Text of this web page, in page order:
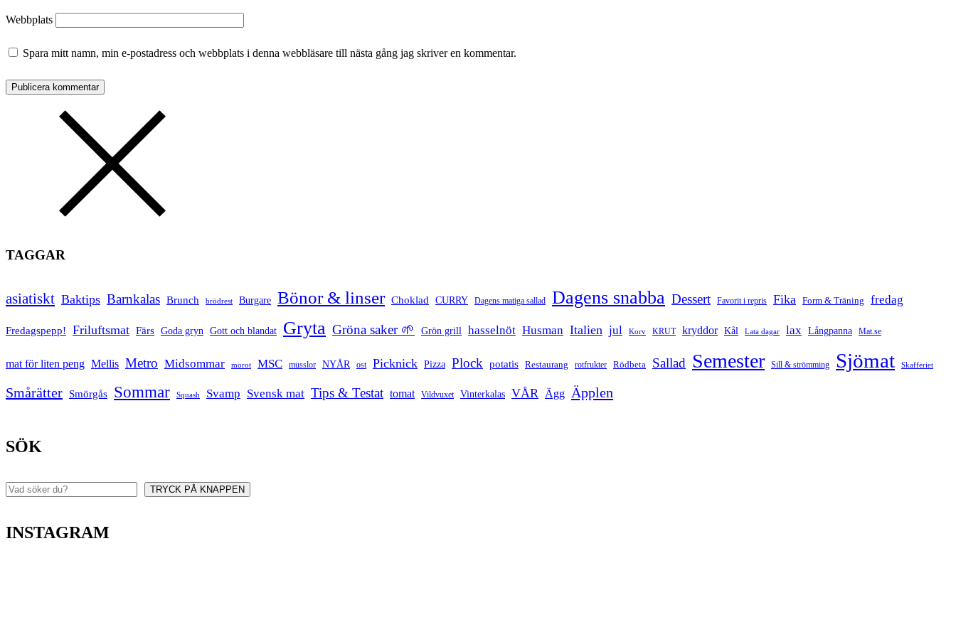
Webbplats
Spara mitt namn, min e-postadress och webbplats i denna webbläsare till nästa gång jag skriver en kommentar.
TAGGAR
asiatiskt Baktips Barnkalas Brunch brödrest Burgare Bönor & linser Choklad CURRY Dagens matiga sallad Dagens snabba Dessert Favorit i repris Fika Form & Träning fredag
Fredagspepp! Friluftsmat Färs Goda gryn Gott och blandat Gryta Gröna saker 🌱 Grön grill hasselnöt Husman Italien jul Korv KRUT kryddor Kål Lata dagar lax Långpanna Mat.se
mat för liten peng Mellis Metro Midsommar morot MSC musslor NYÅR ost Picknick Pizza Plock potatis Restaurang rotfrukter Rödbeta Sallad Semester Sill & strömming Sjömat Skafferiet
Smårätter Smörgås Sommar Squash Svamp Svensk mat Tips & Testat tomat Vildvuxet Vinterkalas VÅR Ägg Äpplen
SÖK
Sök TRYCK PÅ KNAPPEN
INSTAGRAM